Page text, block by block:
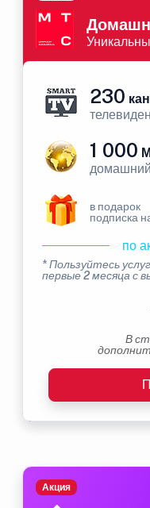
230
1 000
в подарок
подписка
по
* Пользуйтесь
первые 2 месяца с
В
Акция